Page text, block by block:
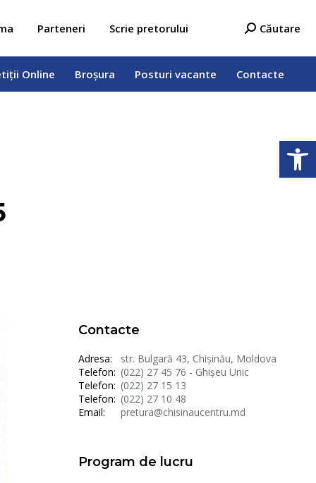
Parteneri Scrie pretorului Search:
Căutare
Online Broșura Posturi vacante Contacte
Contacte
Adresa:
str. Bulgară 43, Chișinău, Moldova
Telefon: (022) 27 45 76 - Ghișeu Unic
Telefon: (022) 27 15 13
Telefon: (022) 27 10 48
Email:
pretura@chisinaucentru.md
Program de lucru
Online Broșura Posturi vacante Contacte